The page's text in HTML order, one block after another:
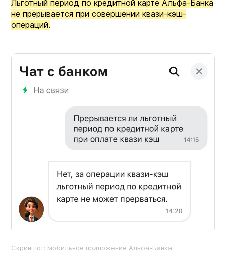
Льготный период по кредитной карте Альфа-Банка
не прерывается при совершении квази-кэш-
операций.
Скриншот: мобильное приложение Альфа-Банка